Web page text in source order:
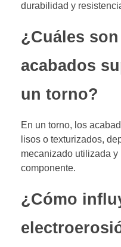
durabilidad y
¿Cuáles
acabados
un torno?
En un torno, los
lisos o texturizados,
mecanizado utilizada y
componente.
¿Cómo